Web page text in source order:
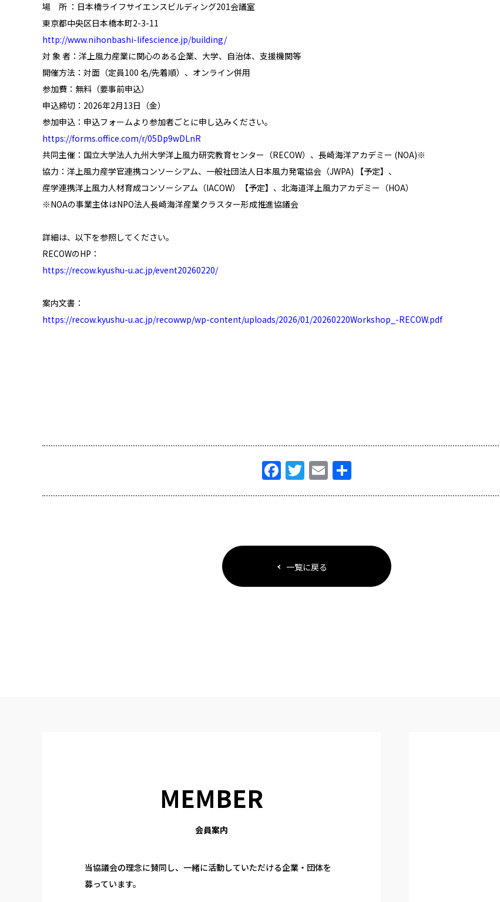
場 所 ：日本橋ライフサイエンスビルディング201会議室
東京都中央区日本橋本町2-3-11
http://www.nihonbashi-lifescience.jp/building/
対 象 者：洋上風力産業に関心のある企業、大学、自治体、支援機関等
開催方法：対面（定員100 名/先着順）、オンライン併用
参加費：無料（要事前申込）
申込締切：2026年2月13日（金）
参加申込：申込フォームより参加者ごとに申し込みください。
https://forms.office.com/r/05Dp9wDLnR
共同主催：国立大学法人九州大学洋上風力研究教育センター（RECOW）、長崎海洋アカデミー (NOA)※
協力：洋上風力産学官連携コンソーシアム、一般社団法人日本風力発電協会（JWPA) 【予定】、
産学連携洋上風力人材育成コンソーシアム（IACOW）【予定】、北海道洋上風力アカデミー（HOA）
※NOAの事業主体はNPO法人長崎海洋産業クラスター形成推進協議会
詳細は、以下を参照してください。
RECOWのHP：
https://recow.kyushu-u.ac.jp/event20260220/
案内文書：
https://recow.kyushu-u.ac.jp/recowwp/wp-content/uploads/2026/01/20260220Workshop_-RECOW.pdf
Facebook
Twitter
Email
有
一覧に戻る
MEMBER
会員案内
当協議会の理念に賛同し、一緒に活動していただける企業・団体を
募っています。